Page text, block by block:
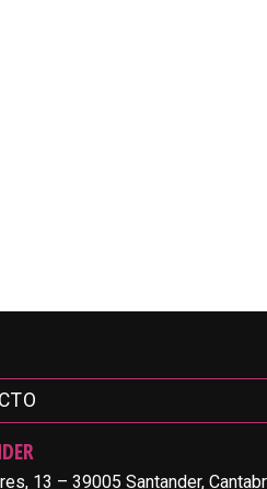
13 – 39005 Santander,